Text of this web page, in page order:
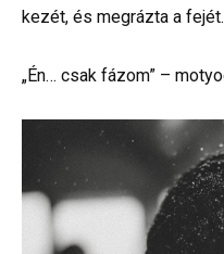
kezét, és megrázta a fejét.
„Én… csak fázom” –